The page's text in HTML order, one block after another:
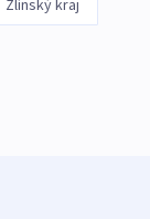
Zlínský kraj